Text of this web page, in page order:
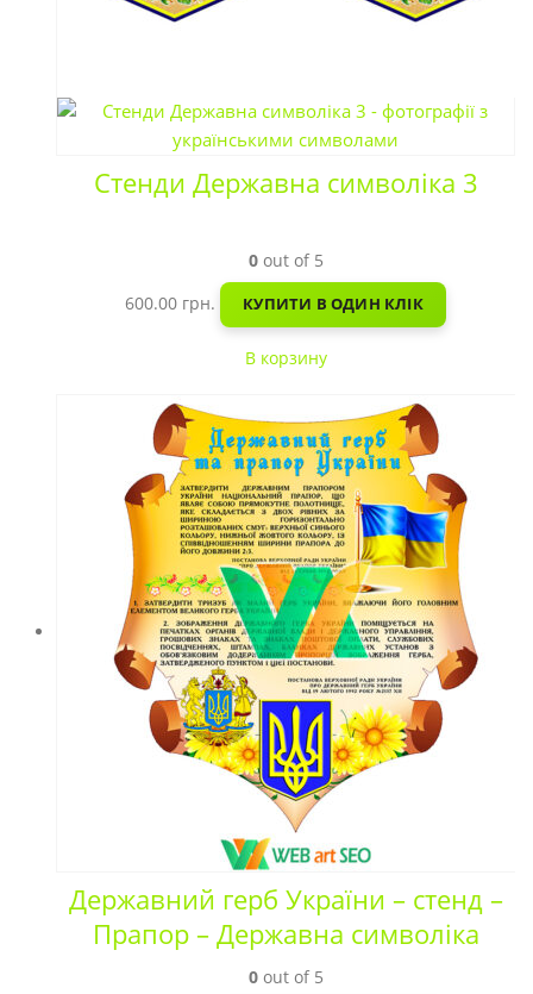
Стенди Державна символіка 3
0out of 5
600.00 грн. КУПИТИ В ОДИН КЛІК
В корзину
Державний герб України – стенд –
Прапор – Державна символіка
0out of 5